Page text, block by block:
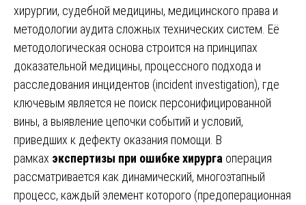
хирургии, судебной медицины, медицинского права и
методологии аудита сложных технических систем. Её
методологическая основа строится на принципах
доказательной медицины, процессного подхода и
расследования инцидентов (incident investigation), где
ключевым является не поиск персонифицированной
вины, а выявление цепочки событий и условий,
приведших к дефекту оказания помощи. В
рамках экспертизы при ошибке хирурга операция
рассматривается как динамический, многоэтапный
процесс, каждый элемент которого (предоперационная